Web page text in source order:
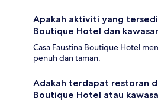
Apakah aktiviti yang
Boutique Hotel dan
Casa Faustina Boutique Hotel
penuh dan taman.
Adakah terdapat restoran
Boutique Hotel atau